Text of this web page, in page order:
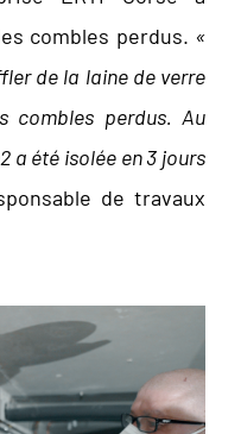
combles perdus. «
de la laine de verre
combles perdus. Au
a été isolée en 3 jours
de travaux